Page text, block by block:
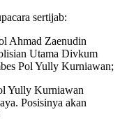
sertijab:
Ahmad Zaenudin
Utama Divkum
Pol Yully Kurniawan;
Yully Kurniawan
Posisinya akan